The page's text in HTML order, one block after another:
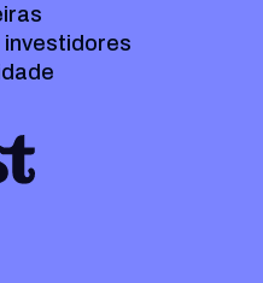
investidores